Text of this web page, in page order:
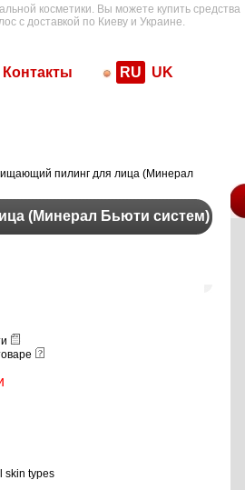
косметики. Вы можете купить средства
с доставкой по Киеву и Украине.
Контакты RU UK
пилинг для лица (Минерал
(Минерал Бьюти систем)
skin types